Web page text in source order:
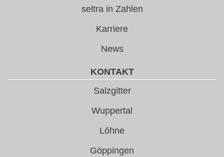
seltra in Zahlen
Karriere
News
KONTAKT
Salzgitter
Wuppertal
Löhne
Göppingen